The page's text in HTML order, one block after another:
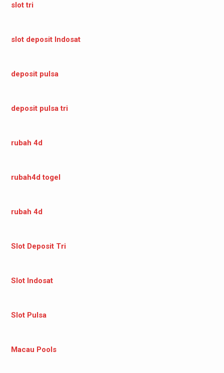
slot tri
slot deposit Indosat
deposit pulsa
deposit pulsa tri
rubah 4d
rubah4d togel
rubah 4d
Slot Deposit Tri
Slot Indosat
Slot Pulsa
Macau Pools